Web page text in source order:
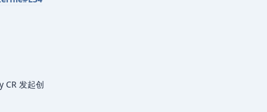
CR 发起创